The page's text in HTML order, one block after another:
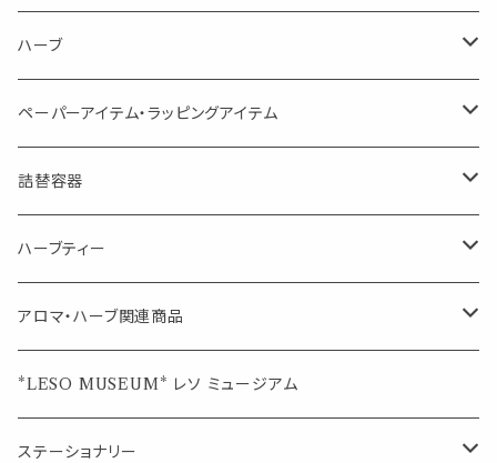
体感-4℃ !? 薄荷をブレンドしたアロマスプレー
AroMachi アロマチ 町の香り
Mask&Pillow Aroma
シングル
ブレンド
キャリアオイル
エッセンシャルオイル
ディフューザー
ハーブ
サシェ・香り袋
ハーブティー
シングル
ブレンド
キャンディー
ペーパーアイテム・ラッピングアイテム
シーリングワックス シール
ペーパークリップ
ウェルカムボード・装飾
席札クリップ
プチギフト
詰替容器
ロールオンボトル
スプレーボトル
スポイトボトル
精油用ボトル
ハーブティー
ブレンド
ジュエル オブ ビューティー
美人さんのハーブティー
シングル
アロマ・ハーブ関連商品
エッセンシャルオイル
シングル
クラフト器材・道具
*LESO MUSEUM* レソ ミュージアム
ステーショナリー